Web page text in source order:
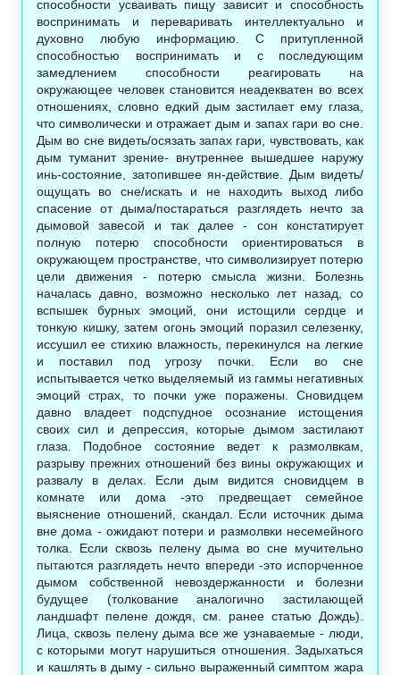
способности усваивать пищу зависит и способность
воспринимать и переваривать интеллектуально и
духовно любую информацию. С притупленной
способностью воспринимать и с последующим
замедлением способности реагировать на
окружающее человек становится неадекватен во всех
отношениях, словно едкий дым застилает ему глаза,
что символически и отражает дым и запах гари во сне.
Дым во сне видеть/осязать запах гари, чувствовать, как
дым туманит зрение- внутреннее вышедшее наружу
инь-состояние, затопившее ян-действие. Дым видеть/
ощущать во сне/искать и не находить выход либо
спасение от дыма/постараться разглядеть нечто за
дымовой завесой и так далее - сон констатирует
полную потерю способности ориентироваться в
окружающем пространстве, что символизирует потерю
цели движения - потерю смысла жизни. Болезнь
началась давно, возможно несколько лет назад, со
вспышек бурных эмоций, они истощили сердце и
тонкую кишку, затем огонь эмоций поразил селезенку,
иссушил ее стихию влажность, перекинулся на легкие
и поставил под угрозу почки. Если во сне
испытывается четко выделяемый из гаммы негативных
эмоций страх, то почки уже поражены. Сновидцем
давно владеет подспудное осознание истощения
своих сил и депрессия, которые дымом застилают
глаза. Подобное состояние ведет к размолвкам,
разрыву прежних отношений без вины окружающих и
развалу в делах. Если дым видится сновидцем в
комнате или дома -это предвещает семейное
выяснение отношений, скандал. Если источник дыма
вне дома - ожидают потери и размолвки несемейного
толка. Если сквозь пелену дыма во сне мучительно
пытаются разглядеть нечто впереди -это испорченное
дымом собственной невоздержанности и болезни
будущее (толкование аналогично застилающей
ландшафт пелене дождя, см. ранее статью Дождь).
Лица, сквозь пелену дыма все же узнаваемые - люди,
с которыми могут нарушиться отношения. Задыхаться
и кашлять в дыму - сильно выраженный симптом жара